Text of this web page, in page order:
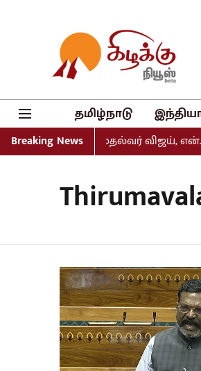
தமிழ்நாடு
Breaking News
வெளியீடு: முதல்வர் விஜய், என்.